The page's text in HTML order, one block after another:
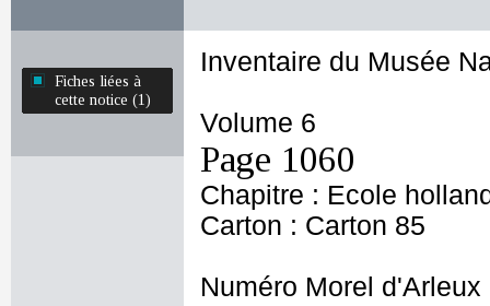
Fiches liées à
cette notice (1)
Inventaire du Musée
Volume 6
Page 1060
Chapitre : Ecole
Carton : Carton 85
Numéro Morel d'Arleux